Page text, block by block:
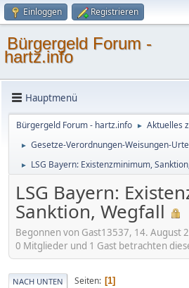
Einloggen Registrieren
Bürgergeld Forum -
hartz.info
Hauptmenü
Bürgergeld Forum - hartz.info ► Aktuelles
► Gesetze-Verordnungen-Weisungen-
► LSG Bayern: Existenzminimum,
LSG Bayern:
Sanktion, Wegfall
Begonnen von Gast13537, 14. August
0 Mitglieder und 1 Gast betrachten
NACH UNTEN Seiten 1